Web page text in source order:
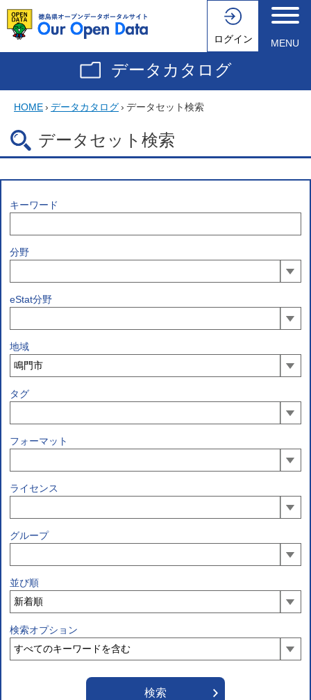
ログイン MENU
データカタログ
HOME› データカタログ› データセット検索
データセット検索
キーワード
分野
eStat分野
地域
タグ
フォーマット
ライセンス
グループ
並び順
検索オプション